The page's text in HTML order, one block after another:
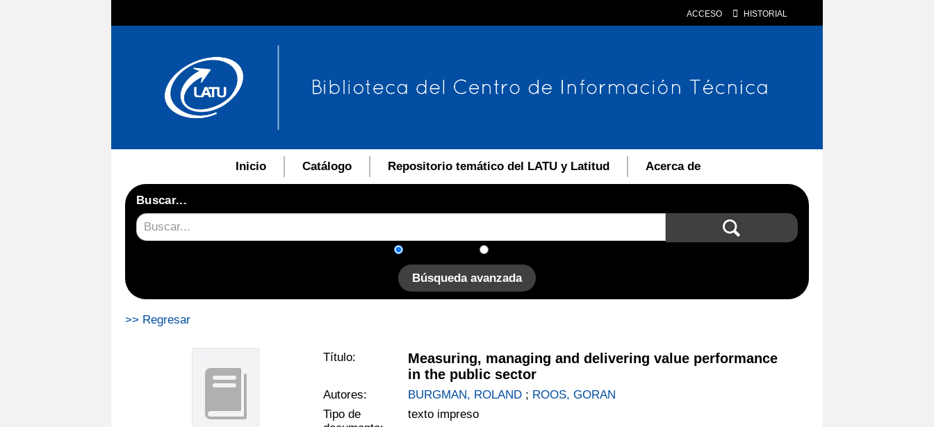
ACCESO HISTORIAL
Inicio Catálogo Repositorio temático del LATU y Latitud Acerca de
Buscar...
Búsqueda avanzada
>> Regresar
Título:
Measuring, managing and delivering value performance
in the public sector
Autores: BURGMAN, ROLAND ; ROOS, GORAN
Tipo de
texto impreso